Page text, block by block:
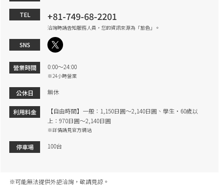
TEL +81-749-68-2201
洽詢時請告知服務人員，您的資訊來源為「旅色」。
SNS
營業時間 0:00～24:00
※24小時營業
公休日 無休
利用料金
【自由時間】一般：1,150日圓～2,140日圓、學生・60歲以
上：970日圓～2,140日圓
※詳情請見官方網站
停車場 100台
※可能無法提供外語洽詢，敬請見諒。